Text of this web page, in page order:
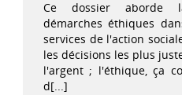
Ce dossier aborde
démarches éthiques
services de l'action
les décisions les plus
l'argent ; l'éthique, ça
d[...]